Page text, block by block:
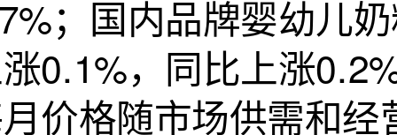
；国内品牌婴幼儿
0.1%，同比上涨
价格随市场供需和